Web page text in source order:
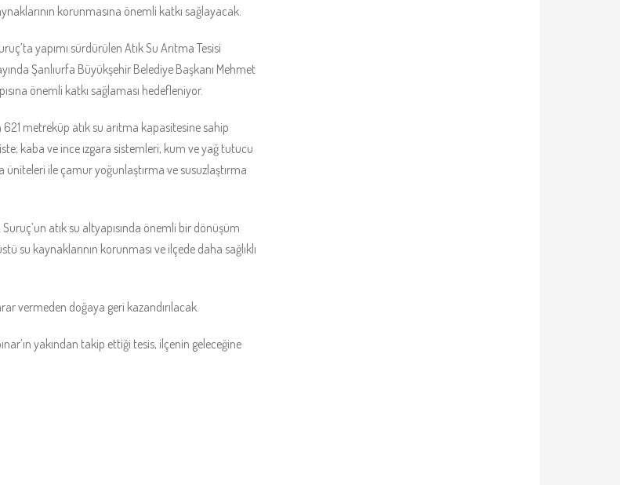
korunmasına önemli katkı sağlayacak.
yapımı sürdürülen Atık Su Arıtma Tesisi
Şanlıurfa Büyükşehir Belediye Başkanı Mehmet
önemli katkı sağlaması hedefleniyor.
metreküp atık su arıtma kapasitesine sahip
kaba ve ince ızgara sistemleri, kum ve yağ tutucu
ile çamur yoğunlaştırma ve susuzlaştırma
atık su altyapısında önemli bir dönüşüm
su kaynaklarının korunması ve ilçede daha sağlıklı
vermeden doğaya geri kazandırılacak.
yakından takip ettiği tesis, ilçenin geleceğine